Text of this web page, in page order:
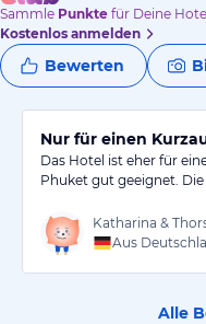
Sammle Punkte für Deine
Kostenlos anmelden
Bewerten
Nur für einen
Das Hotel ist eher für
Phuket gut geeignet. Die
Aus
Alle